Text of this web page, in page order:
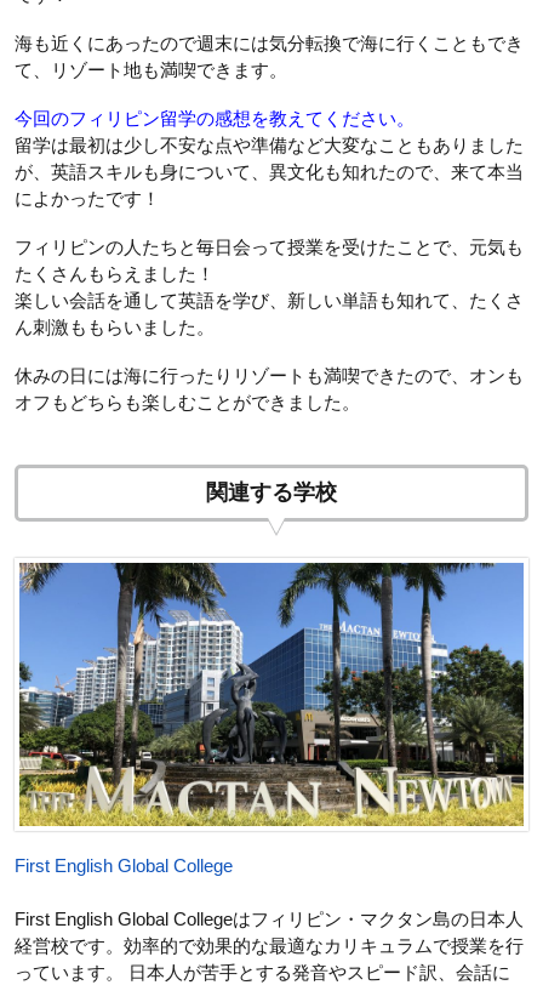
海も近くにあったので週末には気分転換で海に行くこともでき
て、リゾート地も満喫できます。
今回のフィリピン留学の感想を教えてください。
留学は最初は少し不安な点や準備など大変なこともありました
が、英語スキルも身について、異文化も知れたので、来て本当
によかったです！
フィリピンの人たちと毎日会って授業を受けたことで、元気も
たくさんもらえました！
楽しい会話を通して英語を学び、新しい単語も知れて、たくさ
ん刺激ももらいました。
休みの日には海に行ったりリゾートも満喫できたので、オンも
オフもどちらも楽しむことができました。
関連する学校
First English Global College
First English Global Collegeはフィリピン・マクタン島の日本人
経営校です。効率的で効果的な最適なカリキュラムで授業を行
っています。 日本人が苦手とする発音やスピード訳、会話に